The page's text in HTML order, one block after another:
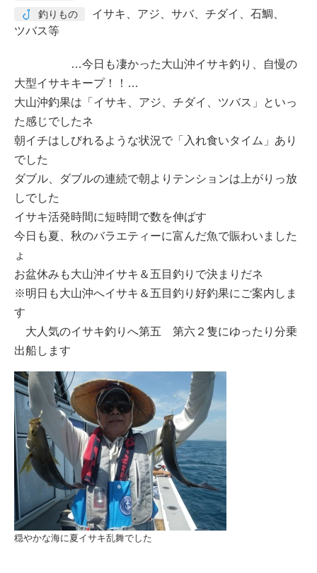
釣りもの
イサキ、アジ、サバ、チダイ、石鯛、
ツバス等
…今日も凄かった大山沖イサキ釣り、自慢の
大型イサキキープ！！…
大山沖釣果は「イサキ、アジ、チダイ、ツバス」といっ
た感じでしたネ
朝イチはしびれるような状況で「入れ食いタイム」あり
でした
ダブル、ダブルの連続で朝よりテンションは上がりっ放
しでした
イサキ活発時間に短時間で数を伸ばす
今日も夏、秋のバラエティーに富んだ魚で賑わいました
ょ
お盆休みも大山沖イサキ＆五目釣りで決まりだネ
※明日も大山沖へイサキ＆五目釣り好釣果にご案内しま
す
大人気のイサキ釣りへ第五 第六２隻にゆったり分乗
出船します
穏やかな海に夏イサキ乱舞でした